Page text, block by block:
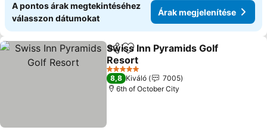
A pontos árak megtekintéséhez
válasszon dátumokat
Árak megjelenítése
MegosztásHozzáadás a kedvencekhez
Swiss Inn Pyramids Golf
Resort
Árak megjelenítése
5 Kategória
8,8 Kiváló
7005
6th of October City